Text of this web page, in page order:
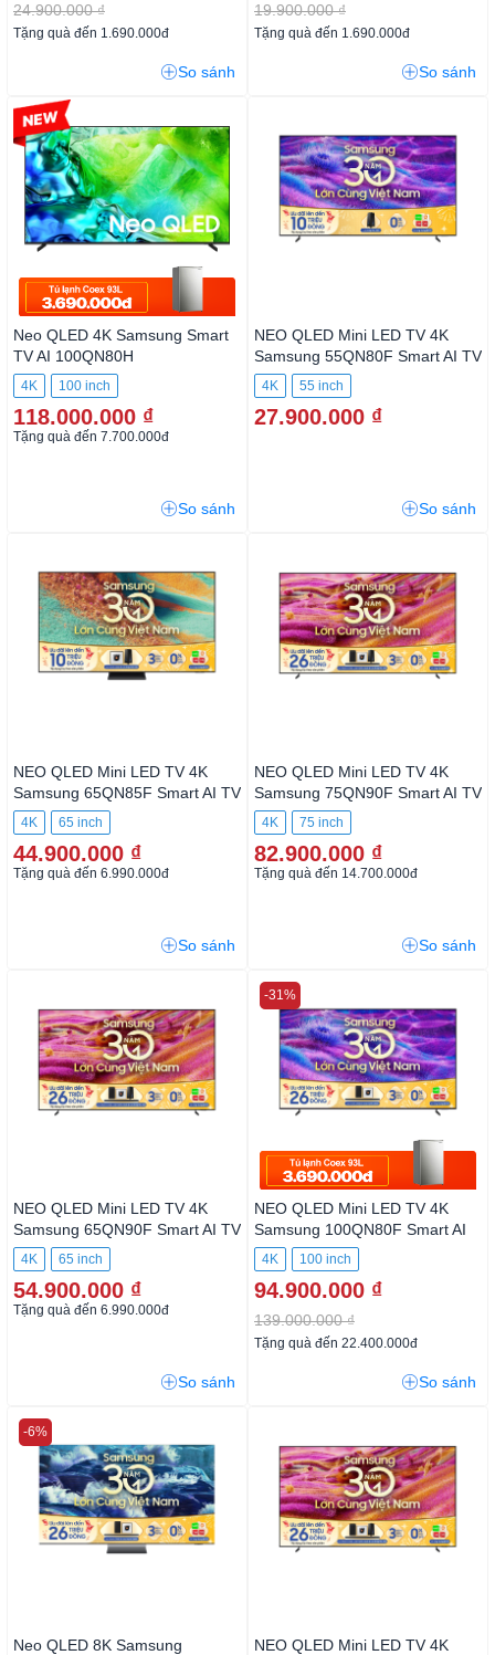
24.900.000 ₫
Tặng quà đến 1.690.000đ
So sánh
19.900.000 ₫
Tặng quà đến 1.690.000đ
So sánh
Neo QLED 4K Samsung Smart
TV AI 100QN80H
4K 100 inch
118.000.000 ₫
Tặng quà đến 7.700.000đ
So sánh
NEO QLED Mini LED TV 4K
Samsung 55QN80F Smart AI
TV
4K 55 inch
27.900.000 ₫
So sánh
NEO QLED Mini LED TV 4K
Samsung 65QN85F Smart AI
TV
4K 65 inch
44.900.000 ₫
Tặng quà đến 6.990.000đ
So sánh
NEO QLED Mini LED TV 4K
Samsung 75QN90F Smart AI
TV
4K 75 inch
82.900.000 ₫
Tặng quà đến 14.700.000đ
So sánh
NEO QLED Mini LED TV 4K
Samsung 65QN90F Smart AI
TV
4K 65 inch
54.900.000 ₫
Tặng quà đến 6.990.000đ
So sánh
NEO QLED Mini LED TV 4K
Samsung 100QN80F Smart AI
TV
4K 100 inch
94.900.000 ₫
139.000.000 ₫
-31%
Tặng quà đến 22.400.000đ
So sánh
Neo QLED 8K Samsung
-6%
NEO QLED Mini LED TV 4K